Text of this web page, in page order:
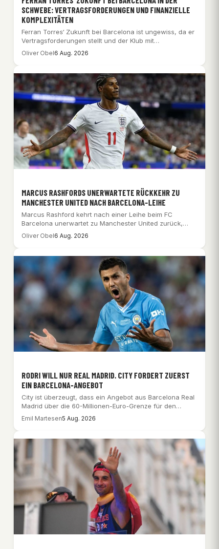
SCHWEBE: VERTRAGSFORDERUNGEN UND FINANZIELLE
KOMPLEXITÄTEN
Ferran Torres‘ Zukunft bei Barcelona ist ungewiss, da er
Vertragsforderungen stellt und der Klub mit…
Oliver Obel6 Aug. 2026
MARCUS RASHFORDS UNERWARTETE RÜCKKEHR ZU
MANCHESTER UNITED NACH BARCELONA-LEIHE
Marcus Rashford kehrt nach einer Leihe beim FC
Barcelona unerwartet zu Manchester United zurück,
was…
Oliver Obel6 Aug. 2026
RODRI WILL NUR REAL MADRID. CITY FORDERT ZUERST
EIN BARCELONA-ANGEBOT
City ist überzeugt, dass ein Angebot aus Barcelona Real
Madrid über die 60-Millionen-Euro-Grenze für den…
Emil Martesen5 Aug. 2026